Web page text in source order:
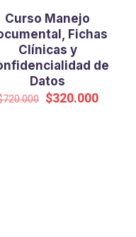
Curso Manejo
Fichas
Clínicas y
de
Datos
720.000 El
$320.000El